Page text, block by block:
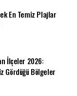
En Temiz Plajlar
İlçeler 2026:
Gördüğü Bölgeler